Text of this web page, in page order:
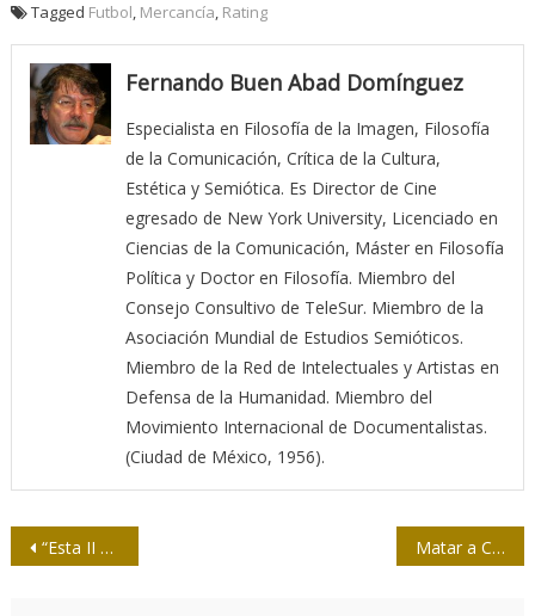
Tagged Futbol, Mercancía, Rating
Fernando Buen Abad Domínguez
Especialista en Filosofía de la Imagen, Filosofía
de la Comunicación, Crítica de la Cultura,
Estética y Semiótica. Es Director de Cine
egresado de New York University, Licenciado en
Ciencias de la Comunicación, Máster en Filosofía
Política y Doctor en Filosofía. Miembro del
Consejo Consultivo de TeleSur. Miembro de la
Asociación Mundial de Estudios Semióticos.
Miembro de la Red de Intelectuales y Artistas en
Defensa de la Humanidad. Miembro del
Movimiento Internacional de Documentalistas.
(Ciudad de México, 1956).
Navegación
“Esta II Bienal de Humor Político nos invita a sonreír, a pensar y a mantenernos lúcidos y libres” Matar a Cuba, controlar el golfo de México y dominar América